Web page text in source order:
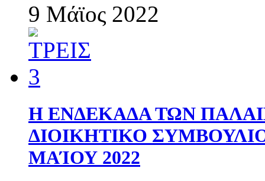
9 Μάϊος 2022
Η ΕΝΔΕΚΑΔΑ ΤΩΝ
ΔΙΟΙΚΗΤΙΚΟ
ΜΑΊΟΥ 2022